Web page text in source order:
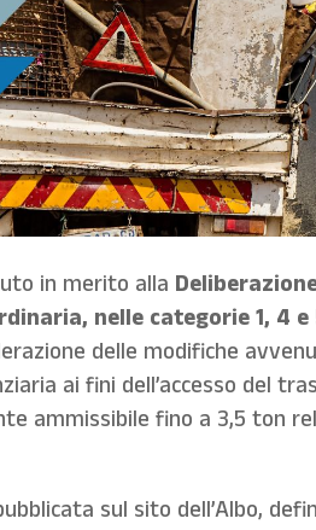
in merito alla
nelle categorie 1, 4 e
delle modifiche
ai fini dell’accesso del
ammissibile fino a 3,5 ton
sul sito dell’Albo,